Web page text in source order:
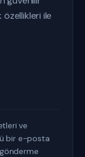
ile
ve
bir e-posta